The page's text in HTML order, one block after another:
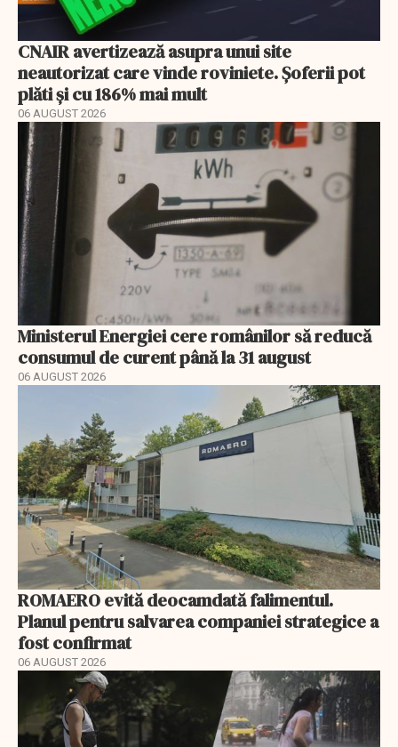
CNAIR avertizează asupra unui site
neautorizat care vinde roviniete. Șoferii pot
plăti și cu 186% mai mult
06 AUGUST 2026
Ministerul Energiei cere românilor să reducă
consumul de curent până la 31 august
06 AUGUST 2026
ROMAERO evită deocamdată falimentul.
Planul pentru salvarea companiei strategice a
fost confirmat
06 AUGUST 2026